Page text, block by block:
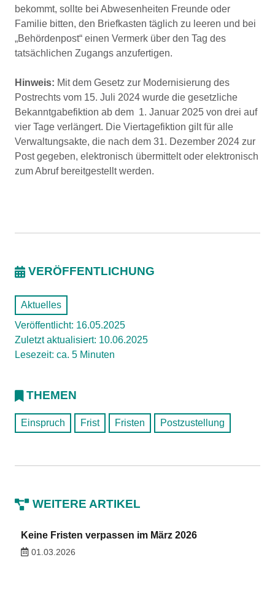
bekommt, sollte bei Abwesenheiten Freunde oder
Familie bitten, den Briefkasten täglich zu leeren und bei
„Behördenpost“ einen Vermerk über den Tag des
tatsächlichen Zugangs anzufertigen.
Hinweis: Mit dem Gesetz zur Modernisierung des
Postrechts vom 15. Juli 2024 wurde die gesetzliche
Bekanntgabefiktion ab dem 1. Januar 2025 von drei auf
vier Tage verlängert. Die Viertagefiktion gilt für alle
Verwaltungsakte, die nach dem 31. Dezember 2024 zur
Post gegeben, elektronisch übermittelt oder elektronisch
zum Abruf bereitgestellt werden.
VERÖFFENTLICHUNG
Aktuelles
Veröffentlicht: 16.05.2025
Zuletzt aktualisiert: 10.06.2025
Lesezeit: ca. 5 Minuten
THEMEN
Einspruch Frist Fristen Postzustellung
WEITERE ARTIKEL
Keine Fristen verpassen im März 2026
01.03.2026